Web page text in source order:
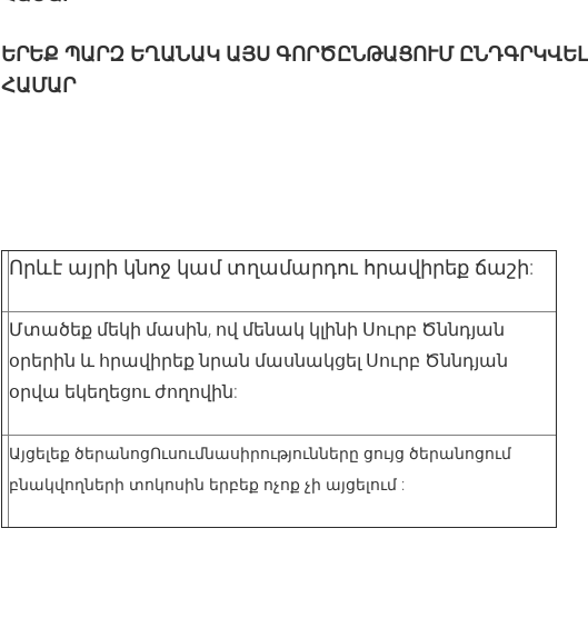
ԵՐԵՔ ՊԱՐԶ ԵՂԱՆԱԿ ԱՅՍ ԳՈՐԾԸՆԹԱՑՈՒՄ
ՀԱՄԱՐ
Որևէ այրի կնոջ կամ տղամարդու հրավիրեք ճաշի:
Մտածեք մեկի մասին, ով մենակ կլինի Սուրբ Ծննդյան
օրերին և հրավիրեք նրան մասնակցել Սուրբ Ծննդյան
օրվա եկեղեցու ժողովին:
Այցելեք ծերանոցՈւսումնասիրությունները ցույց ծերանոցում
բնակվողների տոկոսին երբեք ոչոք չի այցելում :